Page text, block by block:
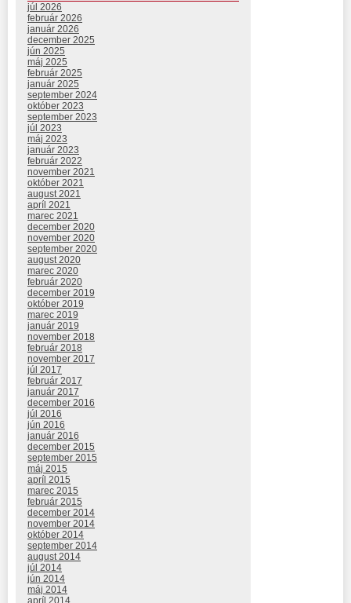
júl 2026
február 2026
január 2026
december 2025
jún 2025
máj 2025
február 2025
január 2025
september 2024
október 2023
september 2023
júl 2023
máj 2023
január 2023
február 2022
november 2021
október 2021
august 2021
apríl 2021
marec 2021
december 2020
november 2020
september 2020
august 2020
marec 2020
február 2020
december 2019
október 2019
marec 2019
január 2019
november 2018
február 2018
november 2017
júl 2017
február 2017
január 2017
december 2016
júl 2016
jún 2016
január 2016
december 2015
september 2015
máj 2015
apríl 2015
marec 2015
február 2015
december 2014
november 2014
október 2014
september 2014
august 2014
júl 2014
jún 2014
máj 2014
apríl 2014